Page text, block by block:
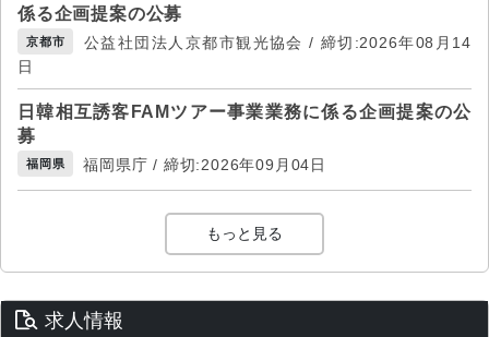
係る企画提案の公募
京都市
公益社団法人京都市観光協会 / 締切:2026年08月14
日
日韓相互誘客FAMツアー事業業務に係る企画提案の公
募
福岡県 福岡県庁 / 締切:2026年09月04日
もっと見る
求人情報